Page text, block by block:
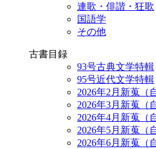
連歌・俳諧・狂歌
国語学
その他
古書目録
93号古典文学特輯
95号近代文学特輯
2026年2月新蒐（
2026年3月新蒐（
2026年4月新蒐（
2026年5月新蒐（
2026年6月新蒐（